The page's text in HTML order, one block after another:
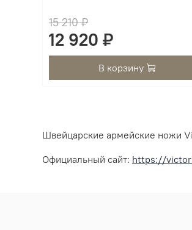
15 210 ₽
12 920 ₽
В корзину
Швейцарские армейские ножи
Официальный сайт: https://